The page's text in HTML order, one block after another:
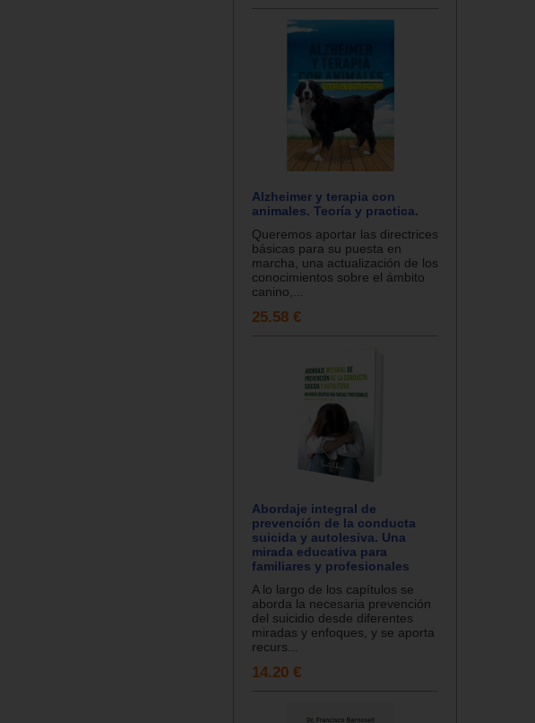
Alzheimer y terapia con
animales. Teoría y practica.
Queremos aportar las directrices
básicas para su puesta en
marcha, una actualización de los
conocimientos sobre el ámbito
canino,...
25.58 €
Abordaje integral de
prevención de la conducta
suicida y autolesiva. Una
mirada educativa para
familiares y profesionales
A lo largo de los capítulos se
aborda la necesaria prevención
del suicidio desde diferentes
miradas y enfoques, y se aporta
recurs...
14.20 €